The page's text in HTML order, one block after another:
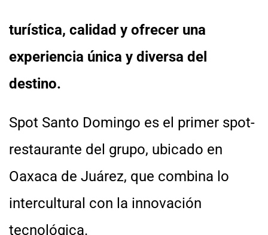
turística, calidad y ofrecer una
experiencia única y diversa del
destino.
Spot Santo Domingo es el primer spot-
restaurante del grupo, ubicado en
Oaxaca de Juárez, que combina lo
intercultural con la innovación
tecnológica.